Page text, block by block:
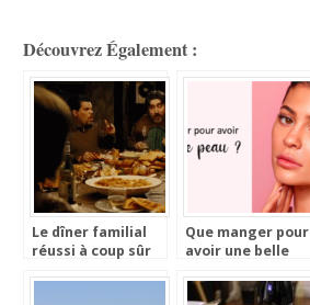
Découvrez Également :
Le dîner familial
réussi à coup sûr
Que manger pour
avoir une belle